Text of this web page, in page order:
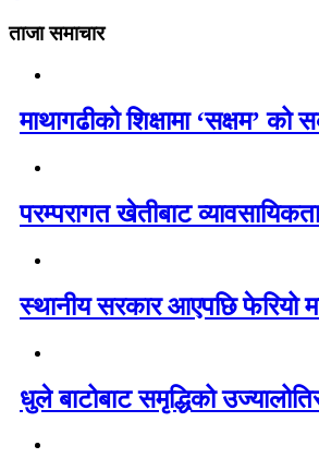
ताजा समाचार
माथागढीको शिक्षामा ‘सक्षम’
परम्परागत खेतीबाट
स्थानीय सरकार आएपछि फेरियो
धुले बाटोबाट समृद्धिको